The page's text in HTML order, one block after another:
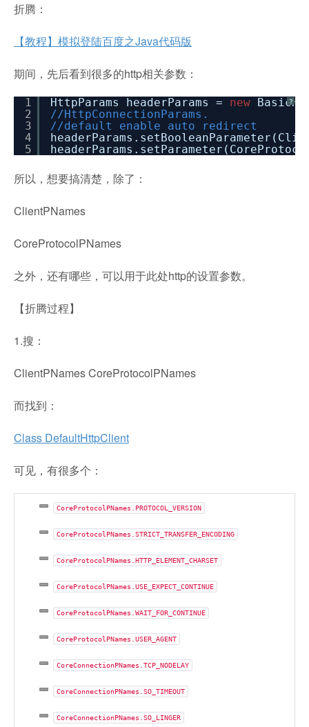
折腾：
【教程】模拟登陆百度之Java代码版
期间，先后看到很多的http相关参数：
?
1
2
3
4
5
HttpParams headerParams = new
//HttpConnectionParams.
//default enable auto redirect
所以，想要搞清楚，除了：
ClientPNames
CoreProtocolPNames
之外，还有哪些，可以用于此处http的设置参数。
【折腾过程】
1.搜：
ClientPNames CoreProtocolPNames
而找到：
Class DefaultHttpClient
可见，有很多个：
CoreProtocolPNames.PROTOCOL_VERSION
CoreProtocolPNames.STRICT_TRANSFER_ENCODING
CoreProtocolPNames.HTTP_ELEMENT_CHARSET
CoreProtocolPNames.USE_EXPECT_CONTINUE
CoreProtocolPNames.WAIT_FOR_CONTINUE
CoreProtocolPNames.USER_AGENT
CoreConnectionPNames.TCP_NODELAY
CoreConnectionPNames.SO_TIMEOUT
CoreConnectionPNames.SO_LINGER